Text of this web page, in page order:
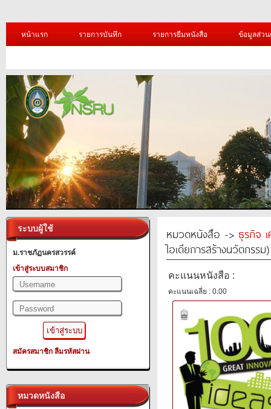
หน้าแรก รายการบันทึก รายการยืมหนังสือ ข้อมูลส่ว
ระบบผู้ใช้
ม.ราชภัฏนครสวรรค์
เข้าสู่ระบบสมาชิก
สมัครสมาชิก ลืมรหัสผ่าน
หมวดหนังสือ
หมวดหนังสือ -> ธุรกิจ
ไอเดียการสร้างนวัตกรรม)
คะแนนหนังสือ :
คะแนนเฉลี่ย : 0.00